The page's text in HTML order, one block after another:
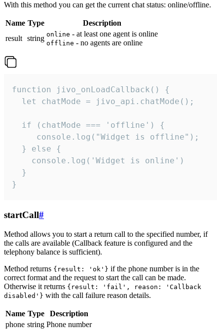
With this method you can get the current chat status: online/offline.
Name Type
Description
result string online - at least one agent is online
offline - no agents are online
function jivo_onLoadCallback() {
  let chatMode = jivo_api.chatMode();
  if (chatMode === 'offline') {
     console.log("Widget is offline");
  } else {
    console.log('Widget is online')
  }
}
startCall#
Method allows you to start a return call to the specified number, if
the calls are available (Callback feature is configured and the
telephony balance is sufficient).
Method returns {result: 'ok'} if the phone number is in the
correct format and the request to start the call can be made.
Otherwise it returns {result: 'fail', reason: 'Callback
disabled'} with the call failure reason details.
Name Type
Description
phone string Phone number